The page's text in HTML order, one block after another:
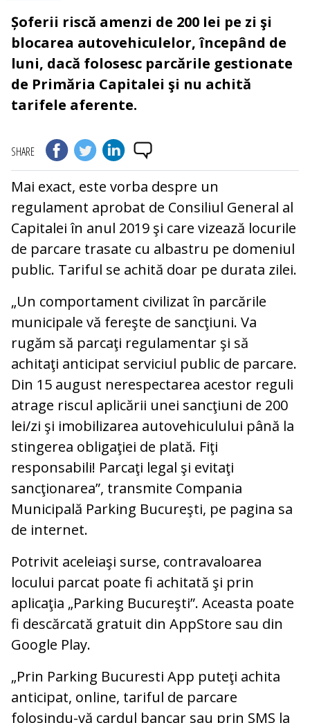
Șoferii riscă amenzi de 200 lei pe zi şi
blocarea autovehiculelor, începând de
luni, dacă folosesc parcările gestionate
de Primăria Capitalei şi nu achită
tarifele aferente.
SHARE
Mai exact, este vorba despre un
regulament aprobat de Consiliul General al
Capitalei în anul 2019 şi care vizează locurile
de parcare trasate cu albastru pe domeniul
public. Tariful se achită doar pe durata zilei.
„Un comportament civilizat în parcările
municipale vă fereşte de sancţiuni. Va
rugăm să parcaţi regulamentar şi să
achitaţi anticipat serviciul public de parcare.
Din 15 august nerespectarea acestor reguli
atrage riscul aplicării unei sancţiuni de 200
lei/zi şi imobilizarea autovehiculului până la
stingerea obligaţiei de plată. Fiţi
responsabili! Parcaţi legal şi evitaţi
sancţionarea”, transmite Compania
Municipală Parking Bucureşti, pe pagina sa
de internet.
Potrivit aceleiaşi surse, contravaloarea
locului parcat poate fi achitată şi prin
aplicaţia „Parking Bucureşti”. Aceasta poate
fi descărcată gratuit din AppStore sau din
Google Play.
„Prin Parking Bucuresti App puteţi achita
anticipat, online, tariful de parcare
folosindu-vă cardul bancar sau prin SMS la